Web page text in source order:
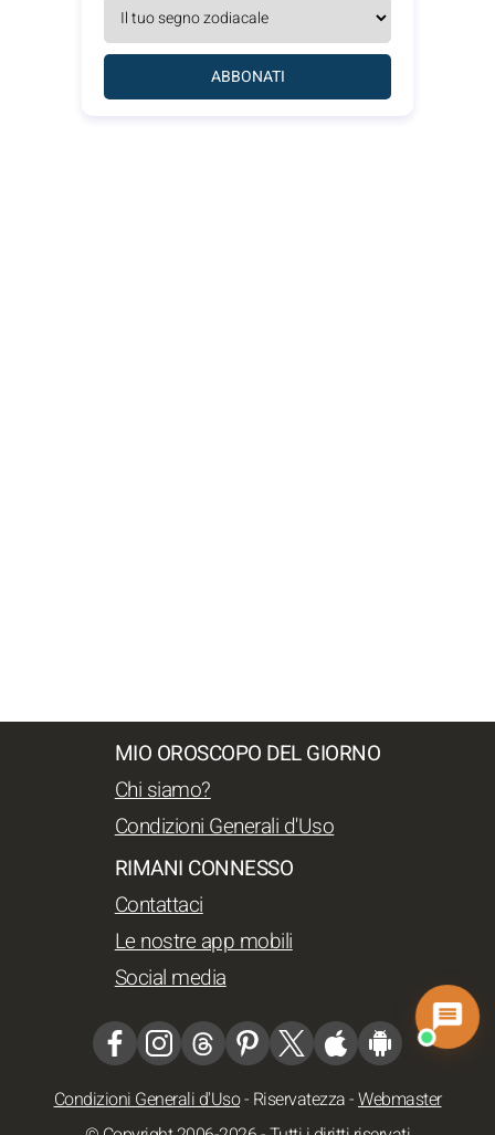
ABBONATI
MIO OROSCOPO DEL GIORNO
Chi siamo?
Condizioni Generali d'Uso
RIMANI CONNESSO
Contattaci
Le nostre app mobili
Social media
Condizioni Generali d'Uso- Riservatezza-Webmaster